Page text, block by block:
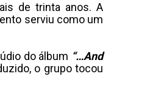
de trinta anos. A
serviu como um
do álbum “…And
o grupo tocou